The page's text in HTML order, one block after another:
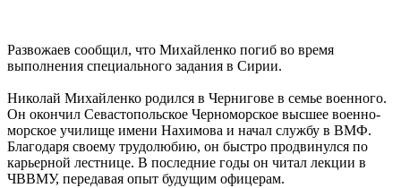
Развожаев сообщил, что Михайленко погиб во время
выполнения специального задания в Сирии.
Николай Михайленко родился в Чернигове в семье военного.
Он окончил Севастопольское Черноморское высшее военно-
морское училище имени Нахимова и начал службу в ВМФ.
Благодаря своему трудолюбию, он быстро продвинулся по
карьерной лестнице. В последние годы он читал лекции в
ЧВВМУ, передавая опыт будущим офицерам.